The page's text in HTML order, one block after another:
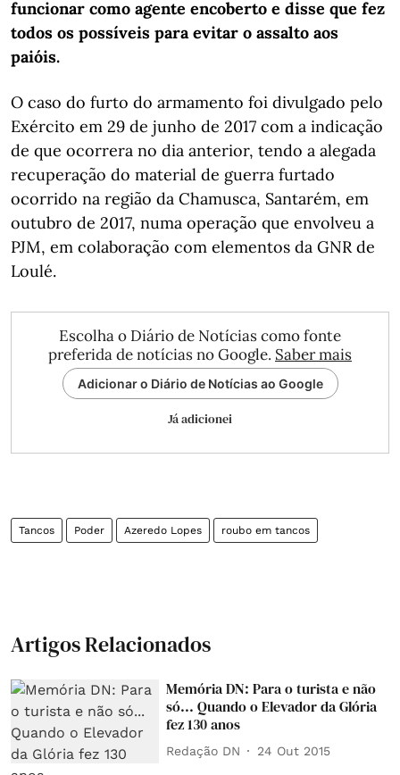
funcionar como agente encoberto e disse que fez
todos os possíveis para evitar o assalto aos
paióis.
O caso do furto do armamento foi divulgado pelo
Exército em 29 de junho de 2017 com a indicação
de que ocorrera no dia anterior, tendo a alegada
recuperação do material de guerra furtado
ocorrido na região da Chamusca, Santarém, em
outubro de 2017, numa operação que envolveu a
PJM, em colaboração com elementos da GNR de
Loulé.
Escolha o Diário de Notícias como fonte
preferida de notícias no Google. Saber mais
Adicionar o Diário de Notícias ao Google
Já adicionei
Tancos Poder Azeredo Lopes roubo em tancos
Artigos Relacionados
Memória DN: Para o turista e não
só... Quando o Elevador da Glória
fez 130 anos
Redação DN 24 Out 2015